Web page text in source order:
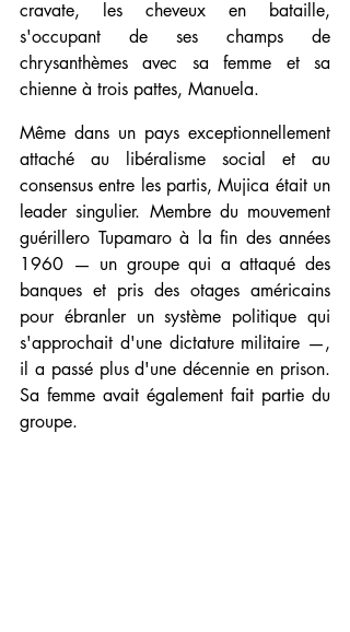
cravate, les cheveux en bataille,
s'occupant de ses champs de
chrysanthèmes avec sa femme et sa
chienne à trois pattes, Manuela.
Même dans un pays exceptionnellement
attaché au libéralisme social et au
consensus entre les partis, Mujica était un
leader singulier. Membre du mouvement
guérillero Tupamaro à la fin des années
1960 — un groupe qui a attaqué des
banques et pris des otages américains
pour ébranler un système politique qui
s'approchait d'une dictature militaire —,
il a passé plus d'une décennie en prison.
Sa femme avait également fait partie du
groupe.